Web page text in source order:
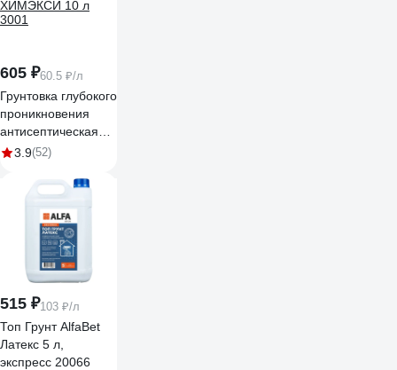
605 ₽60.5 ₽/л
Грунтовка глубокого
проникновения
антисептическая
ХИМЭКСИ 10 л
3.9(52)
515 ₽103 ₽/л
Топ Грунт AlfaBet
Латекс 5 л,
экспресс 20066